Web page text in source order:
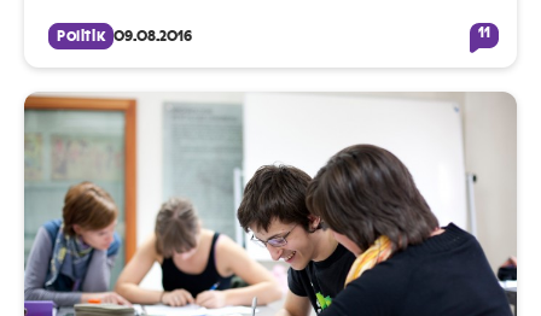
Politik 09.08.2016 11